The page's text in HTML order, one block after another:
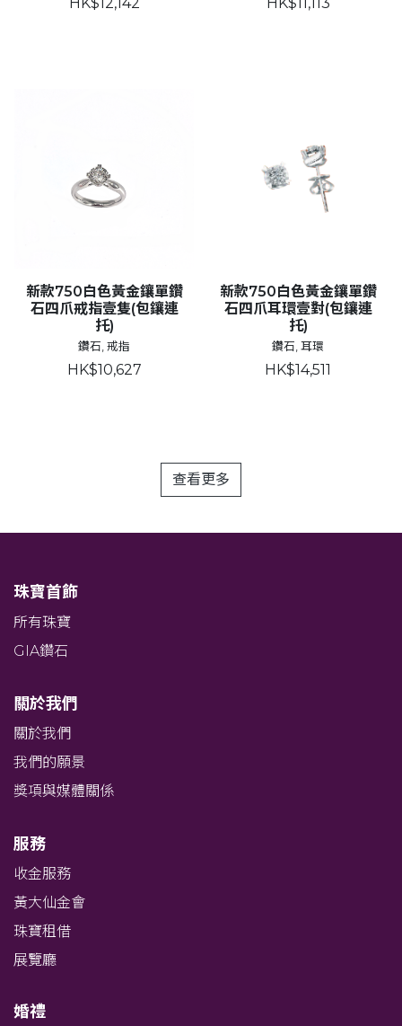
新款750白色黃金鑲單鑽
石四爪戒指壹隻(包鑲連
托)
鑽石, 戒指
HK$10,627
新款750白色黃金鑲單鑽
石四爪耳環壹對(包鑲連
托)
鑽石, 耳環
HK$14,511
查看更多
珠寶首飾
所有珠寶
GIA鑽石
關於我們
關於我們
我們的願景
獎項與媒體關係
服務
收金服務
黃大仙金會
珠寶租借
展覽廳
婚禮